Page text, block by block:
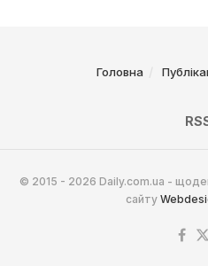
Головна
© 2015 - 2026 Daily.com.ua -
сайту